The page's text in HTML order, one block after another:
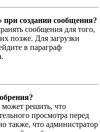
при создании сообщения?
сообщения для того,
позже. Для загрузки
в параграф
решить, что
просмотра перед
также, что администратор